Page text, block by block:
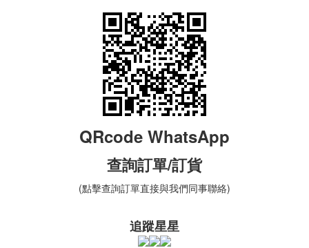
QRcode WhatsApp
查詢訂單/訂貨
(點擊查詢訂單直接與我們同事聯絡)
追蹤星星